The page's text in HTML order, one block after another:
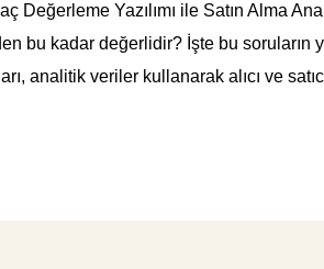
Değerleme Yazılımı ile Satın Alma
bu kadar değerlidir? İşte bu soruların
analitik veriler kullanarak alıcı ve